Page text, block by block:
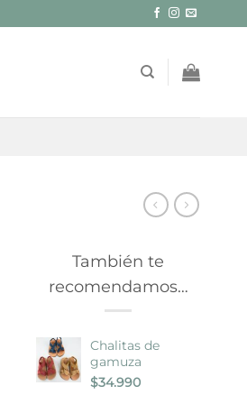
También te
recomendamos…
Chalitas de
gamuza
$34.990